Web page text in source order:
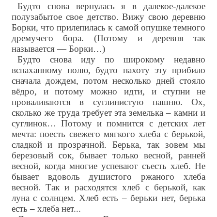
Будто снова вернулась я в далекое-далекое
полузабытое свое детство. Вижу свою деревню
Борки, что прилепилась к самой опушке темного
дремучего бора. (Потому и деревня так
называется — Борки…)
Будто снова иду по широкому недавно
вспаханному полю, будто пахоту эту прибило
сначала дождем, потом несколько дней стояло
вёдро, и потому можно идти, и ступни не
проваливаются в суглинистую пашню. Ох,
сколько же труда требует эта земелька – камни и
суглинок… Потому и помнится с детских лет
мечта: поесть свежего мягкого хлеба с берькой,
сладкой и прозрачной. Берька, так зовем мы
березовый сок, бывает только весной, ранней
весной, когда многие успевают съесть хлеб. Не
бывает вдоволь душистого ржаного хлеба
весной. Так и расходятся хлеб с берькой, как
луна с солнцем. Хлеб есть – берьки нет, берька
есть – хлеба нет...